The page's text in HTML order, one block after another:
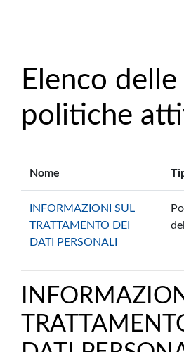
Elenco delle
politiche
Nome
INFORMAZIONI SUL
TRATTAMENTO DEI
DATI PERSONALI